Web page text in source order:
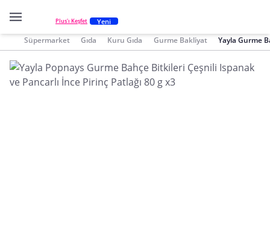
Plus'ı Keşfet Yeni
Süpermarket Gıda Kuru Gıda Gurme Bakliyat Yayla Gurme